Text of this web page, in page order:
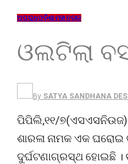
ଅପରାଧଓଡ଼ିଶାମହାନଗର
ଓଲଟିଲା
By SATYA SANDHANA
ପିପିଲି,୧୧/
ଶାରଳା ନାମକ ଏକ
ଦୁର୍ଘଟଣାଗ୍ରସ୍ଥ ହୋଇଛି ।